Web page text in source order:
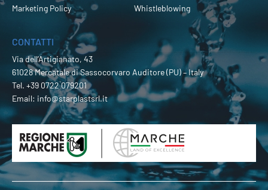
Marketing Policy
Whistleblowing
CONTATTI
Via dell’Artigianato, 43
61028 Mercatale di Sassocorvaro Auditore (PU) – Italy
Tel. +39 0722 079201
Email: info@starplastsrl.it